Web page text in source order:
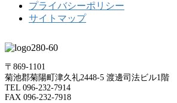
プライバシーポリシー
サイトマップ
〒869-1101
菊池郡菊陽町津久礼2448-5 渡邊司法ビル1階
TEL 096-232-7914
FAX 096-232-7918